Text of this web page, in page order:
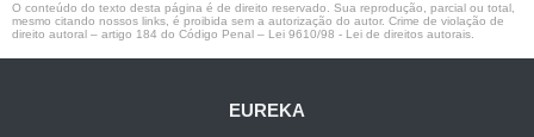
O conteúdo do texto desta página é de direito reservado. Sua reprodução, parcial ou total,
mesmo citando nossos links, é proibida sem a autorização do autor. Crime de violação de
direito autoral – artigo 184 do Código Penal – Lei 9610/98 - Lei de direitos autorais
EUREKA